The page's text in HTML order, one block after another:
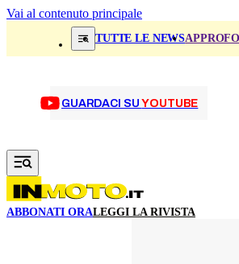
Vai al contenuto principale
TUTTE LE NEWS
GUARDACI SUYOUTUBE
ABBONATI ORALEGGI LA RIVISTA